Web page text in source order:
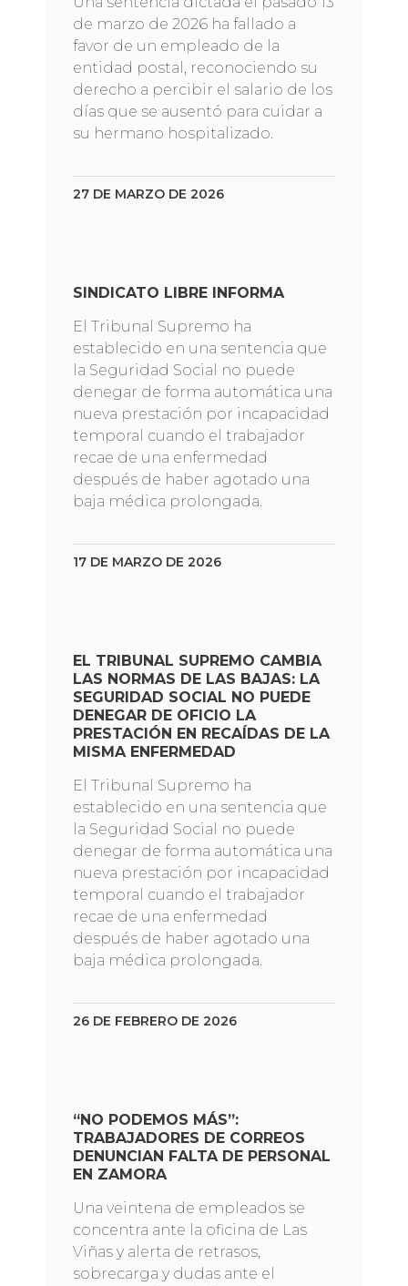
de marzo de 2026 ha fallado a
favor de un empleado de la
entidad postal, reconociendo su
derecho a percibir el salario de los
días que se ausentó para cuidar a
su hermano hospitalizado.
27 DE MARZO DE 2026
SINDICATO LIBRE INFORMA
El Tribunal Supremo ha
establecido en una sentencia que
la Seguridad Social no puede
denegar de forma automática una
nueva prestación por incapacidad
temporal cuando el trabajador
recae de una enfermedad
después de haber agotado una
baja médica prolongada.
17 DE MARZO DE 2026
EL TRIBUNAL SUPREMO CAMBIA
LAS NORMAS DE LAS BAJAS: LA
SEGURIDAD SOCIAL NO PUEDE
DENEGAR DE OFICIO LA
PRESTACIÓN EN RECAÍDAS DE LA
MISMA ENFERMEDAD
El Tribunal Supremo ha
establecido en una sentencia que
la Seguridad Social no puede
denegar de forma automática una
nueva prestación por incapacidad
temporal cuando el trabajador
recae de una enfermedad
después de haber agotado una
baja médica prolongada.
26 DE FEBRERO DE 2026
“NO PODEMOS MÁS”:
TRABAJADORES DE CORREOS
DENUNCIAN FALTA DE PERSONAL
EN ZAMORA
Una veintena de empleados se
concentra ante la oficina de Las
Viñas y alerta de retrasos,
sobrecarga y dudas ante el